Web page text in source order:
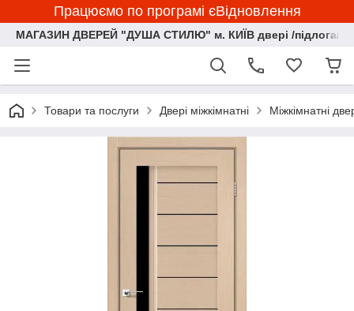
Працюємо по програмі єВідновлення
МАГАЗИН ДВЕРЕЙ "ДУША СТИЛЮ" м. КИЇВ двері /підлога/
Товари та послуги Двері міжкімнатні Міжкімнатні